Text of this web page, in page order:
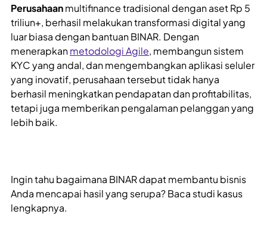
Perusahaanmultifinance tradisional dengan aset Rp 5
triliun+, berhasil melakukan transformasi digital yang
luar biasa dengan bantuan BINAR. Dengan
menerapkanmetodologi Agile, membangun sistem
KYC yang andal, dan mengembangkan aplikasi seluler
yang inovatif, perusahaan tersebut tidak hanya
berhasil meningkatkan pendapatan dan profitabilitas,
tetapi juga memberikan pengalaman pelanggan yang
lebih baik.
Ingin tahu bagaimana BINAR dapat membantu bisnis
Anda mencapai hasil yang serupa? Baca studi kasus
lengkapnya.